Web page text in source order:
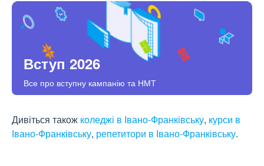
Вступ 2026
Все про вступну кампанію та НМТ
Дивіться також коледжі в Івано-Франківську, курси в
Івано-Франківську, репетитори в Івано-Франківську.